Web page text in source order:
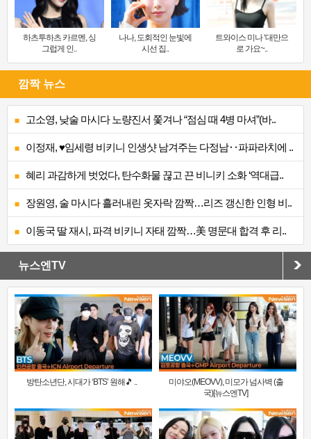
하츠투하츠 카르멘, 싱
그럽게 인..
나나, 도회적인 눈빛에
시선 집..
트와이스 미나 ‘대만으
로 가요~..
깜짝 뉴스
고소영, 낮술 마시다 노량진서 쫓겨나 “점심 때 4병 마셔”(바..
이정재, ♥임세령 비키니 인생샷 남겨주는 다정남‥파파라치에 ..
혜리 과감하게 벗었다, 탄수화물 끊고 끈 비니키 소화 ‘역대급..
장원영, 술 마시다 흘러내린 옷자락 깜짝…리즈 갱신한 인형 비..
이동국 딸 재시, 파격 비키니 자태 깜짝…美 명문대 합격 후 리..
뉴스엔TV
방탄소년단, 시대가 ‘BTS’ 원해🎵 ..
미야오(MEOVV), 미모가 넘사벽 (출
국)[뉴스엔TV]